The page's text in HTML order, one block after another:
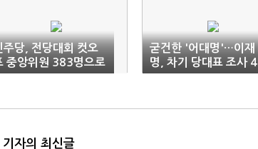
주당, 전당대회 컷오
중앙위원 383명으로
정
굳건한 '어대명'…이재
명, 차기 당대표 조사 4
2.7% '독주'
기자의 최신글